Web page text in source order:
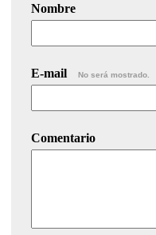
Nombre
E-mail No será mostrado.
Comentario